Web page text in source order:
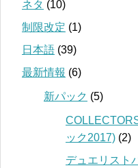
ネタ (10)
制限改定 (1)
日本語 (39)
最新情報 (6)
新パック (5)
ック2017) (2)
デュエリスト